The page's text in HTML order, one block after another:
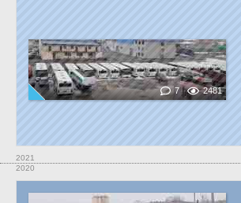
7 2481
2021
2020